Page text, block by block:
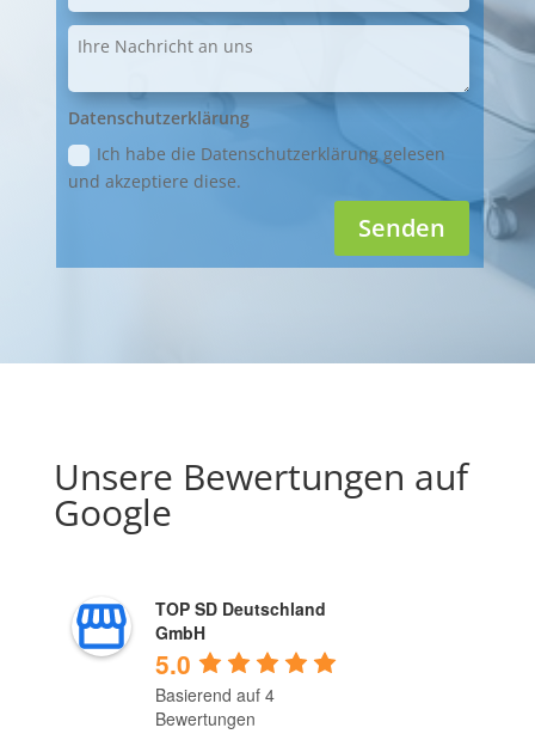
Datenschutzerklärung
Ich habe die Datenschutzerklärung gelesen
und akzeptiere diese.
Senden
Unsere Bewertungen auf
Google
TOP SD Deutschland
GmbH
5.0
Basierend auf 4
Bewertungen